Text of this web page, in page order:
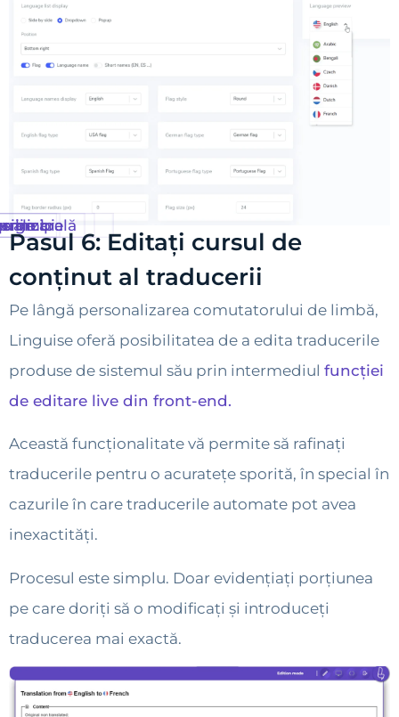
limbi
Pasul 6: Editați cursul de
conținut al traducerii
Pe lângă personalizarea comutatorului de limbă,
Linguise oferă posibilitatea de a edita traducerile
produse de sistemul său prin intermediul funcției
de editare live din front-end.
Această funcționalitate vă permite să rafinați
traducerile pentru o acuratețe sporită, în special în
cazurile în care traducerile automate pot avea
inexactități.
Procesul este simplu. Doar evidențiați porțiunea
pe care doriți să o modificați și introduceți
traducerea mai exactă.